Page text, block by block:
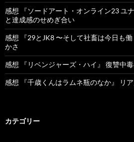
感想 『ソードアート・オンライン23 ユ
と達成感のせめぎ合い
感想 『29とJK8 〜そして社畜は今日も
かさ
感想 『リベンジャーズ・ハイ』 復讐中
感想 『千歳くんはラムネ瓶のなか』 リ
カテゴリー